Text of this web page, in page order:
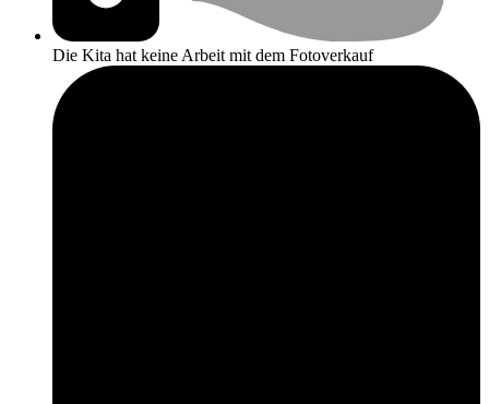
Die Kita hat keine Arbeit mit dem Fotoverkauf